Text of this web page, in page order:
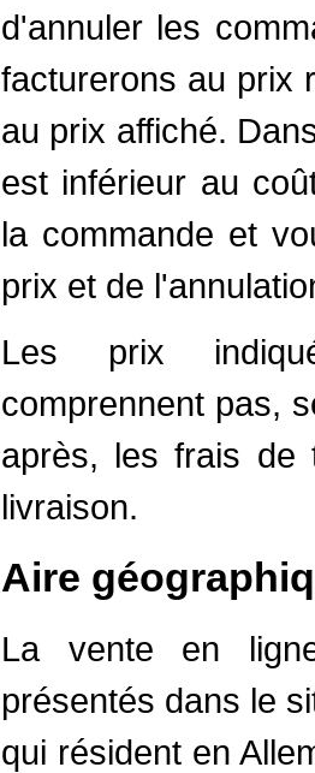
d'annuler les
facturerons au prix
au prix affiché.
est inférieur au
la commande et
prix et de
Les prix
comprennent pas,
après, les frais de
livraison.
Aire
La vente en
présentés dans le
qui résident en